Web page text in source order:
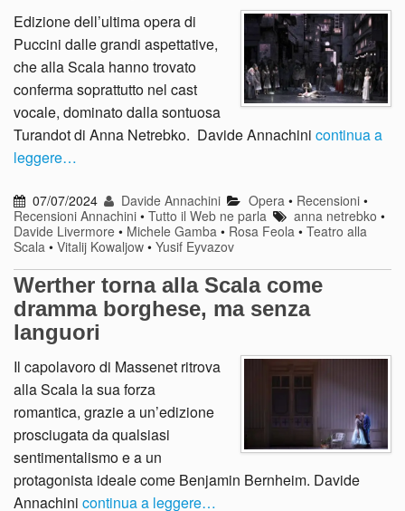
Edizione dell’ultima opera di
Puccini dalle grandi aspettative,
che alla Scala hanno trovato
conferma soprattutto nel cast
vocale, dominato dalla sontuosa
Turandot di Anna Netrebko. Davide Annachini continua a
leggere…
07/07/2024 Davide Annachini Opera • Recensioni•
Recensioni Annachini • Tutto il Web ne parla anna netrebko •
Davide Livermore • Michele Gamba • Rosa Feola • Teatro alla
Scala • Vitalij Kowaljow • Yusif Eyvazov
Werther torna alla Scala come
dramma borghese, ma senza
languori
Il capolavoro di Massenet ritrova
alla Scala la sua forza
romantica, grazie a un’edizione
prosciugata da qualsiasi
sentimentalismo e a un
protagonista ideale come Benjamin Bernheim. Davide
Annachini continua a leggere…